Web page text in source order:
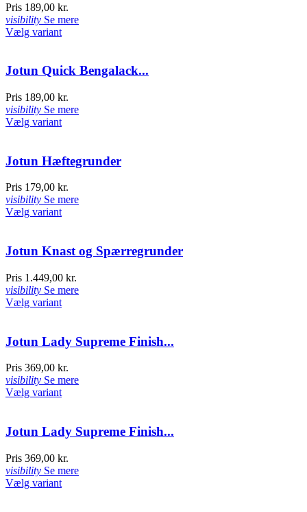
Pris 189,00 kr.
visibility Se mere
Vælg variant
Jotun Quick Bengalack...
Pris 189,00 kr.
visibility Se mere
Vælg variant
Jotun Hæftegrunder
Pris 179,00 kr.
visibility Se mere
Vælg variant
Jotun Knast og Spærregrunder
Pris 1.449,00 kr.
visibility Se mere
Vælg variant
Jotun Lady Supreme Finish...
Pris 369,00 kr.
visibility Se mere
Vælg variant
Jotun Lady Supreme Finish...
Pris 369,00 kr.
visibility Se mere
Vælg variant